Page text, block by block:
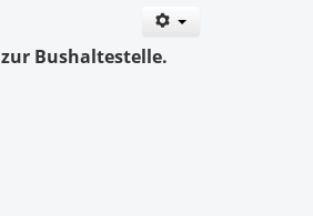
zur Bushaltestelle.